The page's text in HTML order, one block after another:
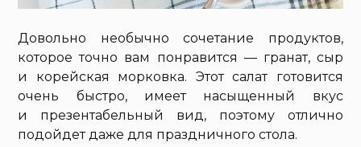
Довольно необычно сочетание продуктов,
которое точно вам понравится — гранат, сыр
и корейская морковка. Этот салат готовится
очень быстро, имеет насыщенный вкус
и презентабельный вид, поэтому отлично
подойдет даже для праздничного стола.